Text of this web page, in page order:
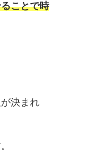
ことで時
決まれ